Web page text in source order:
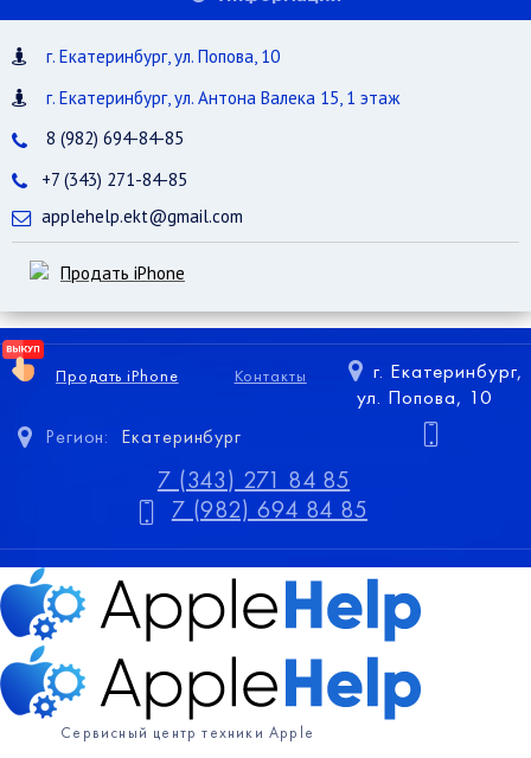
г. Екатеринбург, ул. Попова, 10
г. Екатеринбург, ул. Антона Валека 15, 1 этаж
8 (982) 694-84-85
+7 (343) 271-84-85
applehelp.ekt@gmail.com
Продать iPhone
Продать iPhone Контакты
Регион: Екатеринбург
г. Екатеринбург,
ул. Попова, 10
7 (343) 271 84 85
7 (982) 694 84 85
Сервисный центр техники Apple